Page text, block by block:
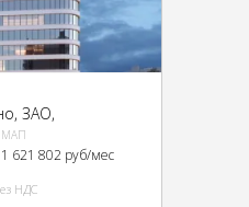
ЗАО,
МАП
1 621 802 руб/мес
НДС